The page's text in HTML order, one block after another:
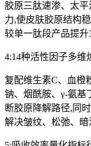
胶原三肽速渗、太
力,使皮肤胶原结构
较单一肽段产品提升
4:14种活性因子多维
复配维生素C、血橙
钠、烟酰胺、γ-氨基
断胶原降解路径,同
解决皱纹、松弛、暗